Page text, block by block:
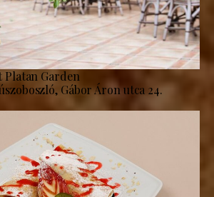
Platan Garden
Gábor Áron utca 24.